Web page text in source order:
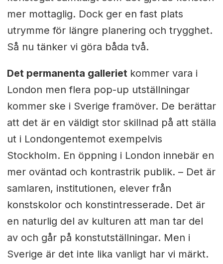
mer mottaglig. Dock ger en fast plats
utrymme för längre planering och trygghet.
Så nu tänker vi göra båda två.
Det permanenta galleriet kommer vara i
London men flera pop-up utställningar
kommer ske i Sverige framöver. De berättar
att det är en väldigt stor skillnad på att ställa
ut i Londongentemot exempelvis
Stockholm. En öppning i London innebär en
mer oväntad och kontrastrik publik. – Det är
samlaren, institutionen, elever från
konstskolor och konstintresserade. Det är
en naturlig del av kulturen att man tar del
av och går på konstutställningar. Men i
Sverige är det inte lika vanligt har vi märkt.